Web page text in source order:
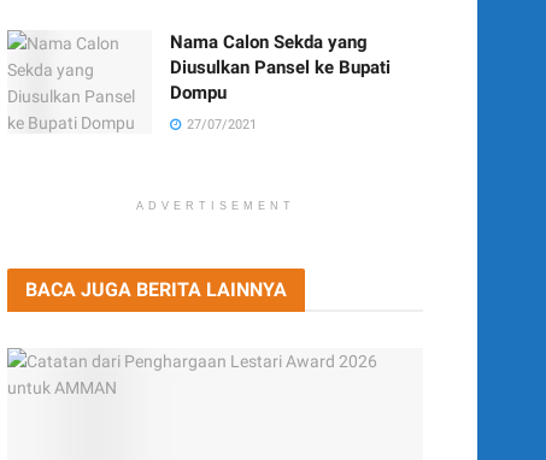
Nama Calon Sekda yang
Diusulkan Pansel ke Bupati
Dompu
27/07/2021
ADVERTISEMENT
BACA JUGA BERITA LAINNYA